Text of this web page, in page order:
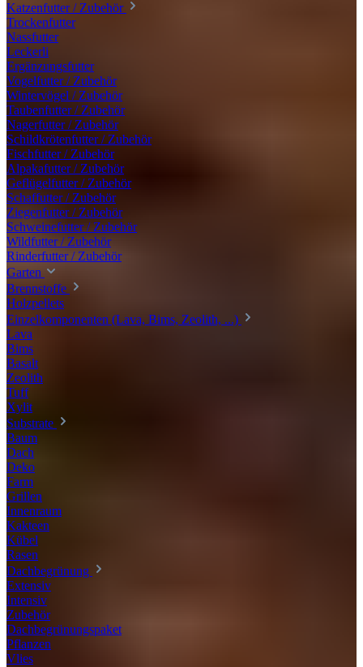
Katzenfutter / Zubehör
Trockenfutter
Nassfutter
Leckerli
Ergänzungsfutter
Vogelfutter / Zubehör
Wintervögel / Zubehör
Taubenfutter / Zubehör
Nagerfutter / Zubehör
Schildkrötenfutter / Zubehör
Fischfutter / Zubehör
Alpakafutter / Zubehör
Geflügelfutter / Zubehör
Schaffutter / Zubehör
Ziegenfutter / Zubehör
Schweinefutter / Zubehör
Wildfutter / Zubehör
Rinderfutter / Zubehör
Garten
Brennstoffe
Holzpellets
Einzelkomponenten (Lava, Bims, Zeolith, ...)
Lava
Bims
Basalt
Zeolith
Tuff
Xylit
Substrate
Baum
Dach
Deko
Farm
Grillen
Innenraum
Kakteen
Kübel
Rasen
Dachbegrünung
Extensiv
Intensiv
Zubehör
Dachbegrünungspaket
Pflanzen
Vlies